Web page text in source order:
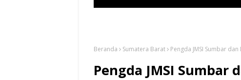
Beranda Sumatera Barat Pengda JMSI Sumbar
Pengda JMSI Sumbar